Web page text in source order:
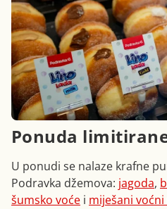
Ponuda
U ponudi se nalaze krafne
Podravka džemova: jagoda,
šumsko voće i miješani voćni